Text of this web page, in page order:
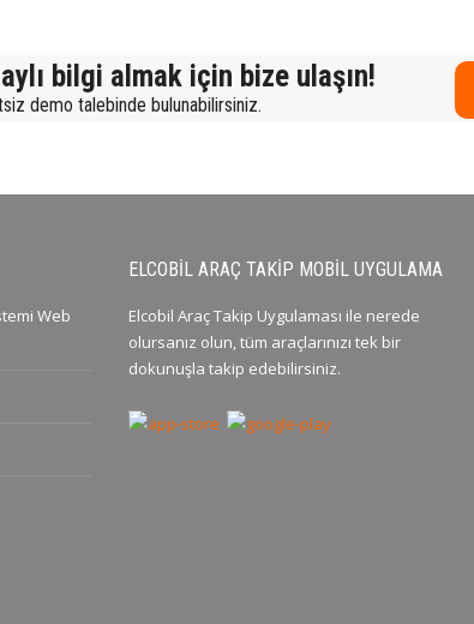
bilgi almak için bize ulaşın!
demo talebinde bulunabilirsiniz.
Web
ELCOBIL ARAÇ TAKIP MOBIL UYGULAMA
Elcobil Araç Takip Uygulaması ile nerede
olursanız olun, tüm araçlarınızı tek bir
dokunuşla takip edebilirsiniz.